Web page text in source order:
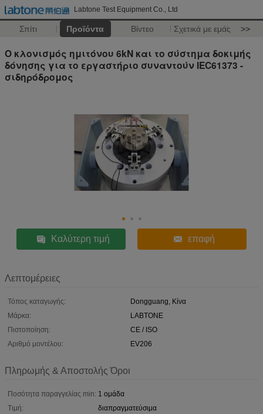
Labtone Test Equipment Co., Ltd
Σπίτι Προϊόντα Βίντεο Σχετικά με εμάς >>
Ο κλονισμός ημιτόνου 6kN και το σύστημα δοκιμής
δόνησης για το εργαστήριο συναντούν IEC61373 -
σιδηρόδρομος
Καλύτερη τιμή επαφή
Λεπτομέρειες
Τόπος καταγωγής:
Dongguang, Κίνα
Μάρκα:
LABTONE
Πιστοποίηση:
CE / ISO
Αριθμό μοντέλου:
EV206
Πληρωμής & Αποστολής Όροι
Ποσότητα παραγγελίας min: 1 ομάδα
Τιμή:
διαπραγματεύσιμα